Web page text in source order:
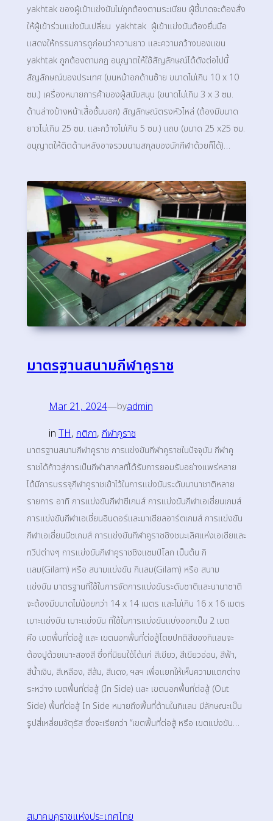
yakhtak ของผู้เข้าแข่งขันไม่ถูกต้องตามระเบียบ ผู้ชี้ขาดจะต้องสั่ง
ให้ผู้เข้าร่วมแข่งขันเปลี่ยน yakhtak ผู้เข้าแข่งขันต้องยื่นมือ
แสดงให้กรรมการดูก่อนว่าความยาว และความกว้างของแขน
yakhtak ถูกต้องตามกฎ อนุญาตให้ใช้สัญลักษณ์ได้ดังต่อไปนี้
สัญลักษณ์ของประเทศ (บนหน้าอกด้านซ้าย ขนาดไม่เกิน 10 x 10
ซม.) เครื่องหมายการค้าของผู้สนับสนุน (ขนาดไม่เกิน 3 x 3 ซม.
ด้านล่างข้างหน้าเสื้อชั้นนอก) สัญลักษณ์ตรงหัวไหล่ (ต้องมีขนาด
ยาวไม่เกิน 25 ซม. และกว้างไม่เกิน 5 ซม.) แถบ (ขนาด 25 x25 ซม.
อนุญาตให้ติดด้านหลังอาจรวมนามสกุลของนักกีฬาด้วยก็ได้)…
มาตรฐานสนามกีฬาคูราช
Mar 21, 2024—byadmin
inTH, กติกา, กีฬาคูราช
มาตรฐานสนามกีฬาคูราช การแข่งขันกีฬาคูราชในปัจจุบัน กีฬาคู
ราชได้ก้าวสู่การเป็นกีฬาสากลที่ได้รับการยอมรับอย่างแพร่หลาย
ได้มีการบรรจุกีฬาคูราชเข้าไว้ในการแข่งขันระดับนานาชาติหลาย
รายการ อาทิ การแข่งขันกีฬาซีเกมส์ การแข่งขันกีฬาเอเชี่ยนเกมส์
การแข่งขันกีฬาเอเชี่ยนอินดอร์และมาเชียลอาร์ตเกมส์ การแข่งขัน
กีฬาเอเชี่ยนบีชเกมส์ การแข่งขันกีฬาคูราชชิงชนะเลิศแห่งเอเชียและ
ทวีปต่างๆ การแข่งขันกีฬาคูราชชิงแชมป์โลก เป็นต้น กิ
แลม(Gilam) หรือ สนามแข่งขัน​ กิแลม(Gilam) หรือ สนาม
แข่งขัน มาตรฐานที่ใช้ในการจัดการแข่งขันระดับชาติและนานาชาติ
จะต้องมีขนาดไม่น้อยกว่า 14 x 14 เมตร และไม่เกิน 16 x 16 เมตร
เบาะแข่งขัน เบาะแข่งขัน ที่ใช้ในการแข่งขันแบ่งออกเป็น 2 เขต
คือ เขตพื้นที่ต่อสู้ และ เขตนอกพื้นที่ต่อสู้โดยปกติสีของกิแลมจะ
ต้องปูด้วยเบาะสองสี ซึ่งที่นิยมใช้ได้แก่ สีเขียว, สีเขียวอ่อน, สีฟ้า,
สีน้ำเงิน, สีเหลือง, สีส้ม, สีแดง, ฯลฯ เพื่อแยกให้เห็นความแตกต่าง
ระหว่าง เขตพื้นที่ต่อสู้ (In Side) และ เขตนอกพื้นที่ต่อสู้ (Out
Side) พื้นที่ต่อสู้ In Side หมายถึงพื้นที่ด้านในกิแลม มีลักษณะเป็น
รูปสี่เหลี่ยมจัตุรัส ซึ่งจะเรียกว่า “เขตพื้นที่ต่อสู้ หรือ เขตแข่งขัน…
สมาคมคูราชแห่งประเทศไทย